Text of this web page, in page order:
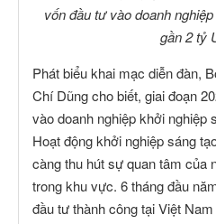
vốn đầu tư vào doanh
gần 2 tỷ
Phát biểu khai mạc diễn đàn,
Chí Dũng cho biết, giai đoạn
vào doanh nghiệp khởi nghiệp
Hoạt động khởi nghiệp sáng
càng thu hút sự quan tâm của
trong khu vực. 6 tháng đầu
đầu tư thành công tại Việt